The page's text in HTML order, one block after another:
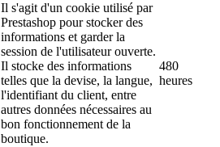
Il s'agit d'un cookie utilisé par
Prestashop pour stocker des
informations et garder la
session de l'utilisateur ouverte.
Il stocke des informations
telles que la devise, la langue,
l'identifiant du client, entre
autres données nécessaires au
bon fonctionnement de la
boutique.
480
heures